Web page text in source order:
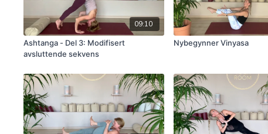
09:10
Ashtanga - Del 3: Modifisert
avsluttende sekvens
Nybegynner Vinyasa